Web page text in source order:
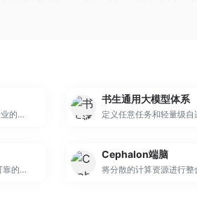
一键抠图-在线一键抠图换背景,专业的快速抠图软件
书生通用大模型体系
定义任意任务和轻量级自
为政府、企业和开发者提供稳定可靠的基础AI能力。
Cephalon端脑